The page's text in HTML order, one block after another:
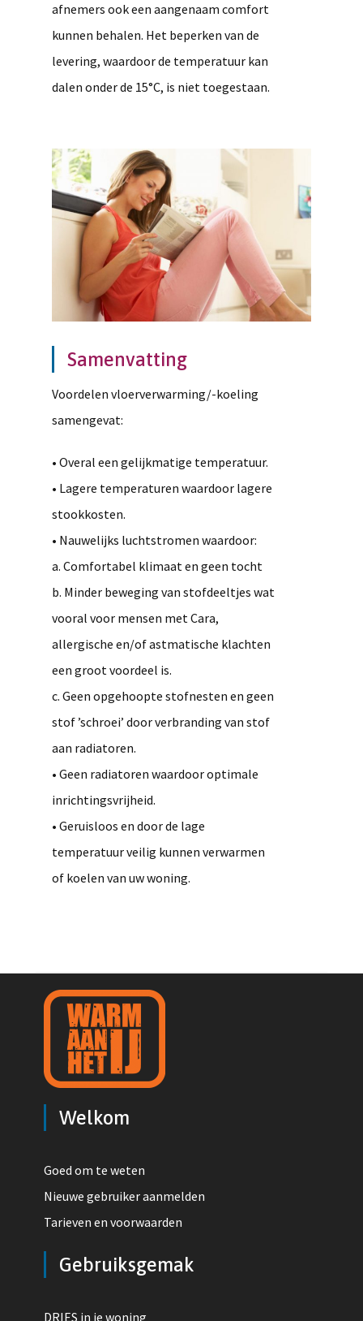
afnemers ook een aangenaam comfort
kunnen behalen. Het beperken van de
levering, waardoor de temperatuur kan
dalen onder de 15°C, is niet toegestaan.
Samenvatting
Voordelen vloerverwarming/-koeling
samengevat:
• Overal een gelijkmatige temperatuur.
• Lagere temperaturen waardoor lagere
stookkosten.
• Nauwelijks luchtstromen waardoor:
a. Comfortabel klimaat en geen tocht
b. Minder beweging van stofdeeltjes wat
vooral voor mensen met Cara,
allergische en/of astmatische klachten
een groot voordeel is.
c. Geen opgehoopte stofnesten en geen
stof ’schroei’ door verbranding van stof
aan radiatoren.
• Geen radiatoren waardoor optimale
inrichtingsvrijheid.
• Geruisloos en door de lage
temperatuur veilig kunnen verwarmen
of koelen van uw woning.
Welkom
Goed om te weten
Nieuwe gebruiker aanmelden
Tarieven en voorwaarden
Gebruiksgemak
DRIES in je woning